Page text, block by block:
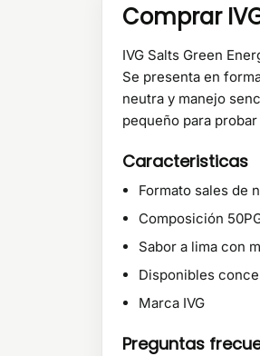
Comprar
IVG Salts Green
Se presenta en
neutra y manejo
pequeño para
Caracteristicas
Formato sales de
Composición
Sabor a lima con
Disponibles
Marca IVG
Preguntas